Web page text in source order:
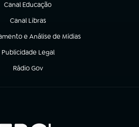
Canal Educação
(abre em nova aba)
Canal Libras
(abre em nova aba)
e Análise de Mídias
nova aba)
Publicidade Legal
(abre em nova aba)
Rádio Gov
(abre em nova aba)